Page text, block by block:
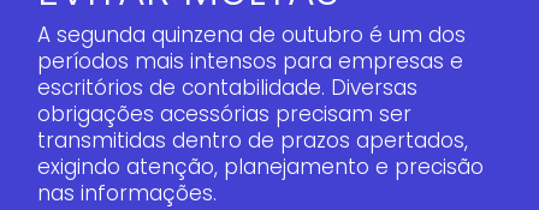
A segunda quinzena de outubro é um dos
períodos mais intensos para empresas e
escritórios de contabilidade. Diversas
obrigações acessórias precisam ser
transmitidas dentro de prazos apertados,
exigindo atenção, planejamento e precisão
nas informações.